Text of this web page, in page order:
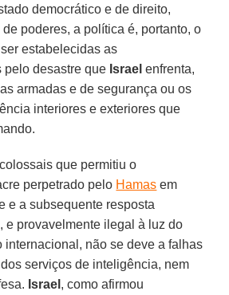
democrático e de direito,
poderes, a política é, portanto, o
estabelecidas as
pelo desastre que Israel enfrenta,
armadas e de segurança ou os
interiores e exteriores que
que permitiu o
perpetrado pelo Hamas em
e a subsequente resposta
e provavelmente ilegal à luz do
internacional, não se deve a falhas
serviços de inteligência, nem
Israel , como afirmou